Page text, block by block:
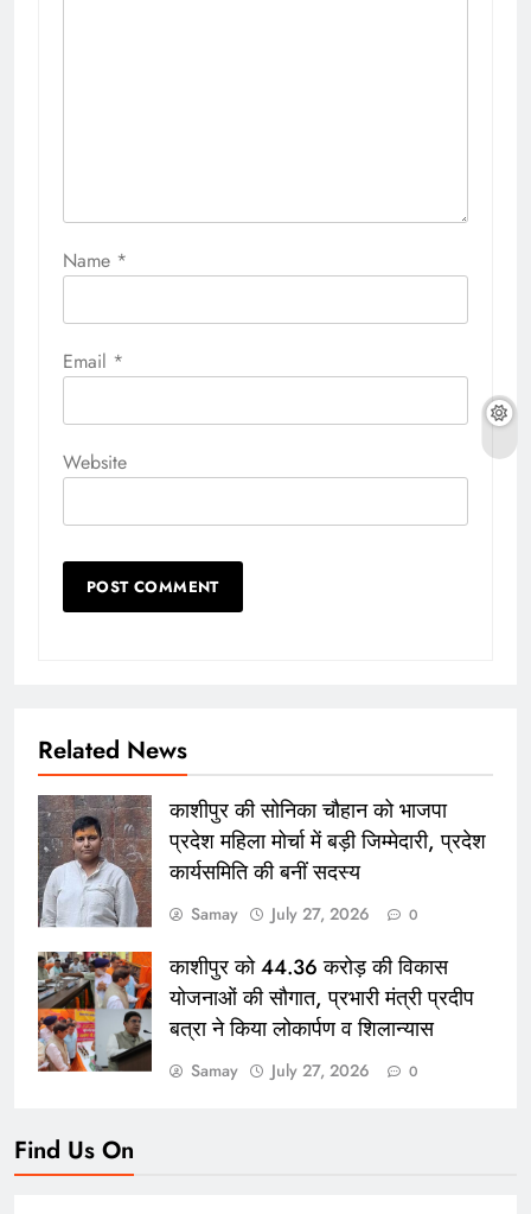
Name *
Email *
Website
Related News
काशीपुर की सोनिका चौहान को भाजपा
प्रदेश महिला मोर्चा में बड़ी जिम्मेदारी, प्रदेश
कार्यसमिति की बनीं सदस्य
Samay July 27, 2026 0
काशीपुर को 44.36 करोड़ की विकास
योजनाओं की सौगात, प्रभारी मंत्री प्रदीप
बत्रा ने किया लोकार्पण व शिलान्यास
Samay July 27, 2026 0
Find Us On